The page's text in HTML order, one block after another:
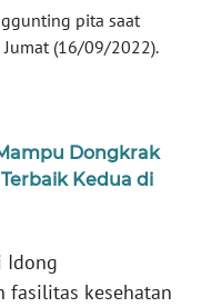
pita saat
Jumat (16/09/2022).
Dongkrak
Kedua di
Idong
fasilitas kesehatan